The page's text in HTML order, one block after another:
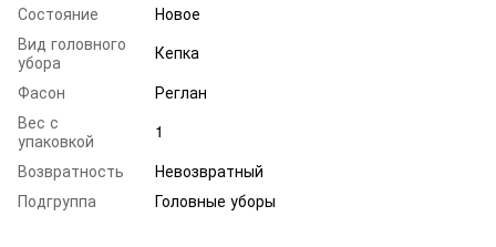
Состояние
Новое
Вид головного
убора
Кепка
Фасон
Реглан
Вес с
упаковкой
1
Возвратность
Невозвратный
Подгруппа
Головные уборы